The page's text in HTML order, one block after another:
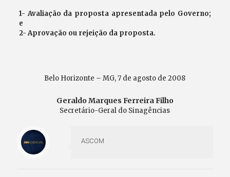
1- Avaliação da proposta apresentada pelo Governo;
e
2- Aprovação ou rejeição da proposta.
Belo Horizonte – MG, 7 de agosto de 2008
Geraldo Marques Ferreira Filho
Secretário-Geral do Sinagências
ASCOM